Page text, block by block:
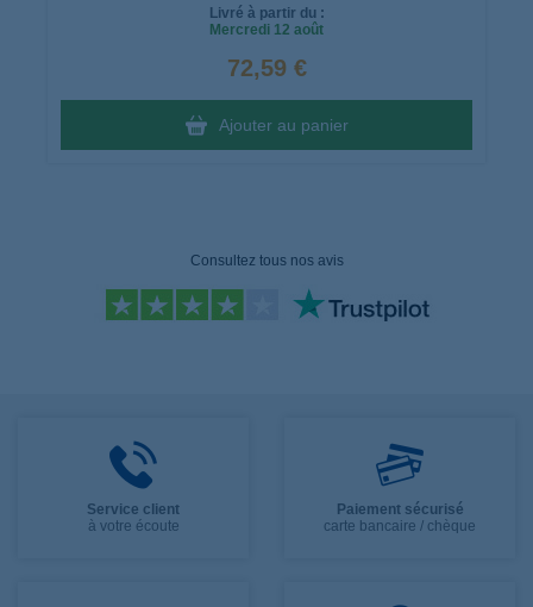
Livré à partir du :
Mercredi 12 août
72,59 €
Ajouter au panier
Consultez tous nos avis
Service client
à votre écoute
Paiement sécurisé
carte bancaire / chèque